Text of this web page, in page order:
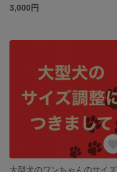
3,000円